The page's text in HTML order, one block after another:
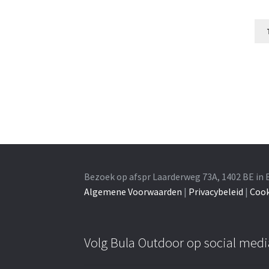
Bezoek op afspr Laarderweg 73A, 1402 BE
Algemene Voorwaarden | Privacybeleid |
Volg Bula Outdoor op social